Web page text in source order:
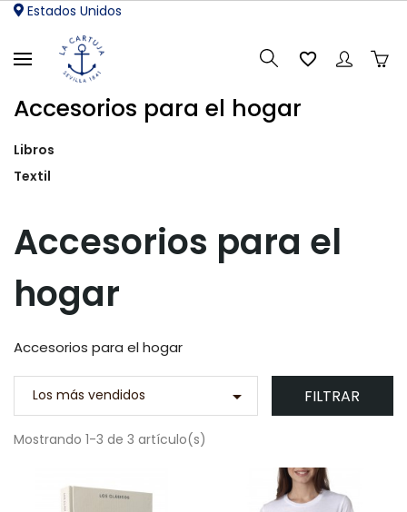
Estados Unidos

Accesorios para el hogar
Libros
Textil
Accesorios para el
hogar
Accesorios para el hogar
Los más vendidos  FILTRAR
Mostrando 1-3 de 3 artículo(s)